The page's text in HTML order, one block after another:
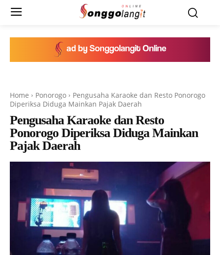
Home Ponorogo
Pengusaha Karaoke dan Resto Ponorogo
Diperiksa Diduga Mainkan Pajak Daerah
Pengusaha Karaoke dan Resto
Ponorogo Diperiksa Diduga Mainkan
Pajak Daerah